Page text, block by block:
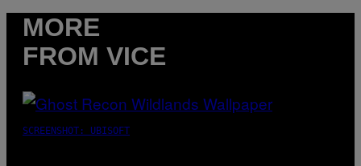
MORE
FROM VICE
SCREENSHOT: UBISOFT